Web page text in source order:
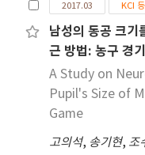
고위수차, 조절력
공크기는 동공
로, 안구수차는
㎜ 동공 크기에
시력, 대비감도
test 검사로, 눈
과는 비흡연자와
2017.03 KCI
남성의 동공 크기
근 방법: 농구 경
A Study on
Pupil's Size of
Game
고의석, 송기현, 조